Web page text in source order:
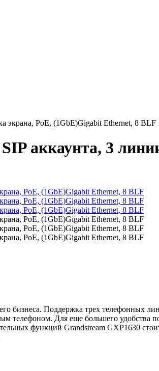
экрана, PoE, (1GbE)Gigabit Ethernet, 8 BLF
аккаунта, 3
бизнеса. Поддержка трех телефонных
телефоном. Для еще большего удобства
функций Grandstream GXP1630